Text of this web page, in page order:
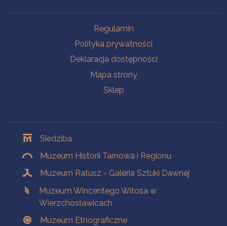
Regulamin
Polityka prywatności
Deklaracja dostępności
Mapa strony
Sklep
Siedziba
Muzeum Historii Tarnowa i Regionu
Muzeum Ratusz - Galeria Sztuki Dawnej
Muzeum Wincentego Witosa w
Wierzchosławicach
Muzeum Etnograficzne